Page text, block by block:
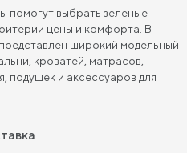
помогут выбрать зеленые
цены и комфорта. В
широкий модельный
кроватей, матрасов,
подушек и аксессуаров для